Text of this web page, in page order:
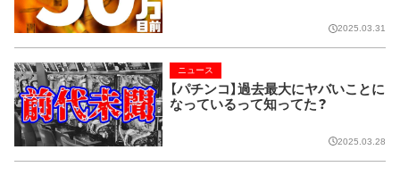
2025.03.31
【パチンコ】過去最大にヤバいことに
なっているって知ってた？
ニュース
2025.03.28